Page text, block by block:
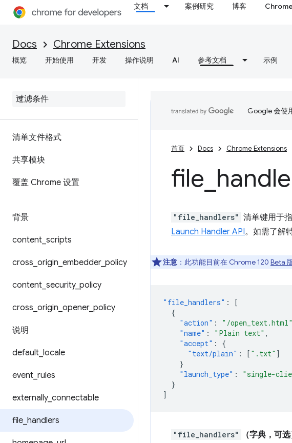
文档 案例研究 博客
Docs Chrome Extensions
概览 开始使用 开发 操作说明 AI 参考文档 示例
清单文件格式
共享模块
覆盖 Chrome 设置
背景
content scripts
cross origin embedder_ policy
content security_ policy
cross origin opener_ policy
说明
default locale
event rules
externally_ connectable
file handlers
Google 会使
首页 Docs Chrome Extensions
file
"file_handlers" 清单键用于
Launch Handler API。如需了解
注意 ：此功能目前在 Chrome 120 Beta
"file_handlers" :
[
{
"action" : "/open_text.html"
"name" : "Plain text" ,
"accept" :
{
"text/plain" : [ ".txt" ]
}
"launch_type" :
"single-
}
]
"file_handlers"
（字典，可选